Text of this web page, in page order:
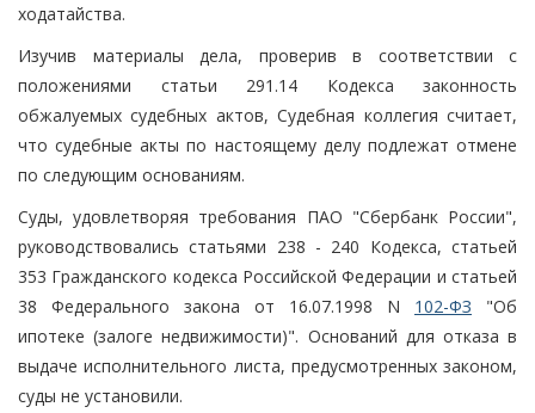
ходатайства.
Изучив материалы дела, проверив в соответствии с
положениями статьи 291.14 Кодекса законность
обжалуемых судебных актов, Судебная коллегия считает,
что судебные акты по настоящему делу подлежат отмене
по следующим основаниям.
Суды, удовлетворяя требования ПАО "Сбербанк России",
руководствовались статьями 238 - 240 Кодекса, статьей
353 Гражданского кодекса Российской Федерации и статьей
38 Федерального закона от 16.07.1998 N 102-ФЗ "Об
ипотеке (залоге недвижимости)". Оснований для отказа в
выдаче исполнительного листа, предусмотренных законом,
суды не установили.